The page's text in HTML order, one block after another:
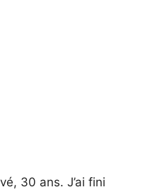
30 ans. J’ai fini